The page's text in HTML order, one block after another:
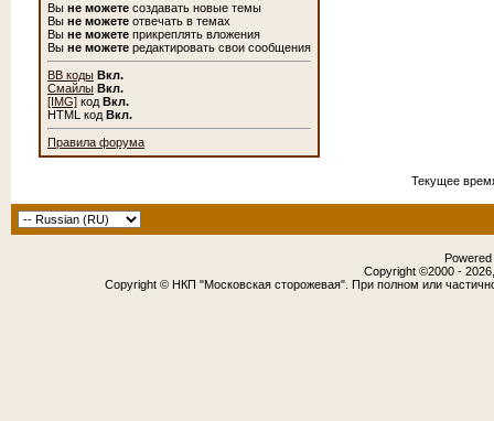
Вы не можете создавать новые темы
Вы не можете отвечать в темах
Вы не можете прикреплять вложения
Вы не можете редактировать свои сообщения
BB коды Вкл.
Смайлы Вкл.
[IMG] код Вкл.
HTML код Вкл.
Правила форума
Текущее
Copyright ©2000 -
Copyright © НКП "Московская сторожевая". При полном или